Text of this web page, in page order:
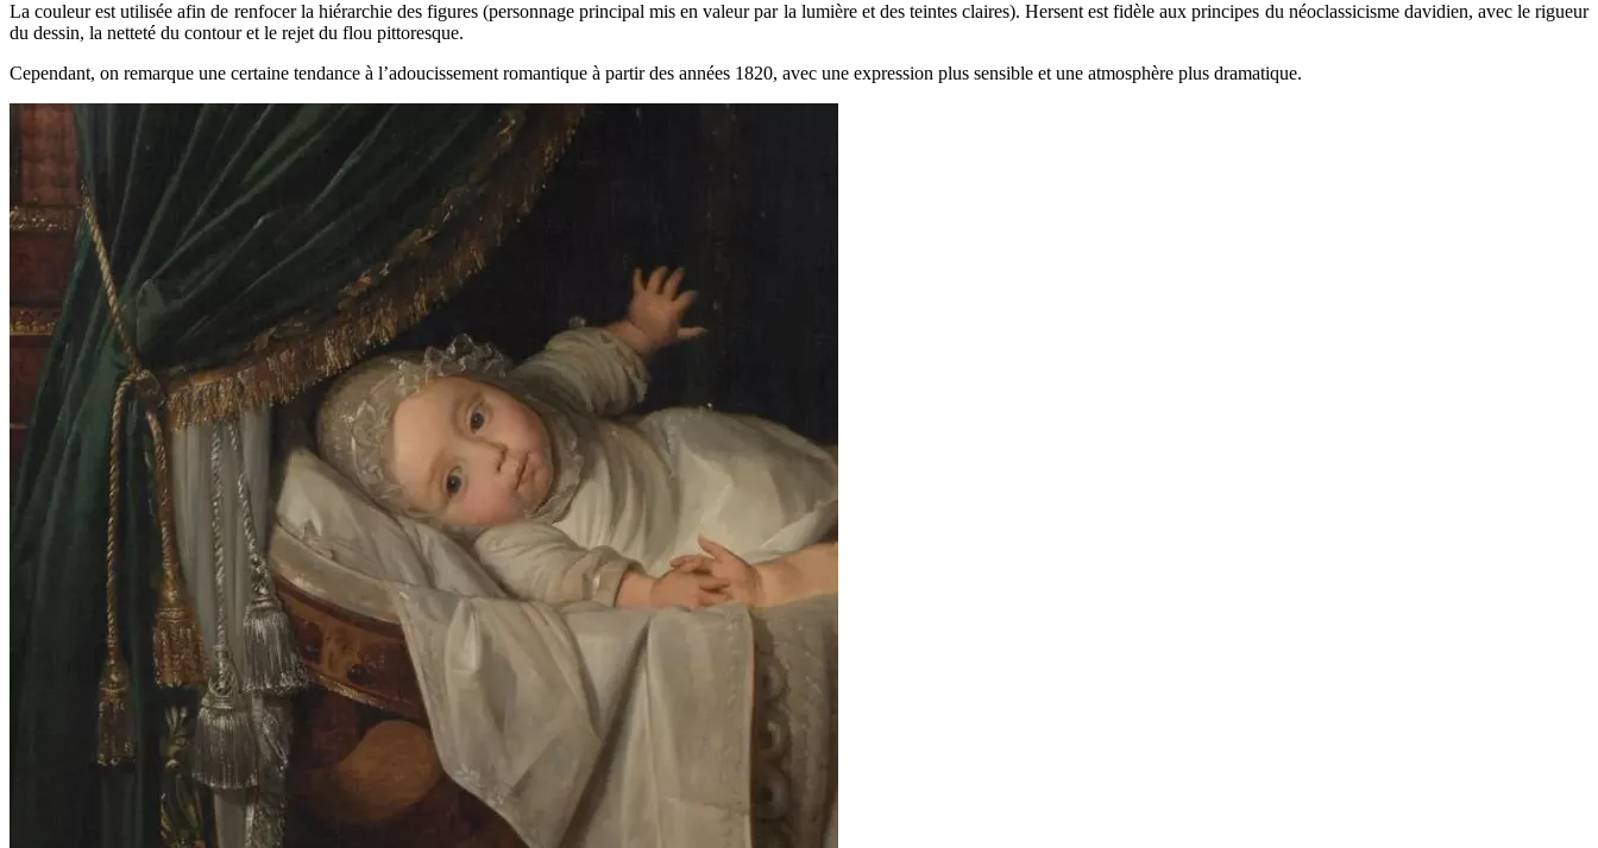
La couleur est utilisée afin de renfocer la hiérarchie des figures (personnage principal mis en valeur par la lumière et des teintes claires). Hersent est fidèle aux principes du néoclassicisme davidien, avec le rigueur
du dessin, la netteté du contour et le rejet du flou pittoresque.
Cependant, on remarque une certaine tendance à l’adoucissement romantique à partir des années 1820, avec une expression plus sensible et une atmosphère plus dramatique.